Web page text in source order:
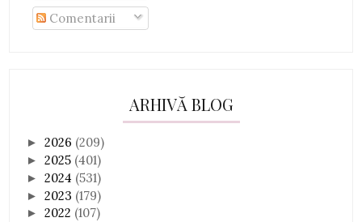
Comentarii
ARHIVĂ BLOG
►2026 (209)
►2025 (401)
►2024 (531)
►2023 (179)
►2022 (107)